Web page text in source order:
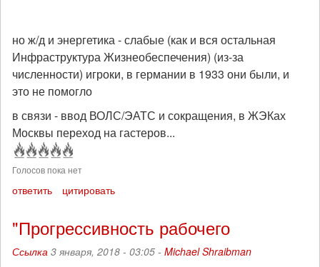
но ж/д и энергетика - слабые (как и вся остальная
Инфраструктура Жизнеобеспечения) (из-за
численности) игроки, в германии в 1933 они были, и
это не помогло
в связи - ввод ВОЛС/ЭАТС и сокращения, в ЖЭКах
Москвы переход на гастеров...
Голосов пока нет
ответить цитировать
"Прогрессивность рабочего
Ссылка 3 января, 2018 - 03:05 - Michael Shraibman